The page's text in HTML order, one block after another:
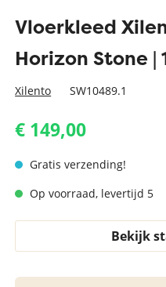
Vloerkleed
Horizon Stone |
Xilento SW10489.1
€ 149,00
Gratis verzending!
Op voorraad, levertijd 5
Bekijk